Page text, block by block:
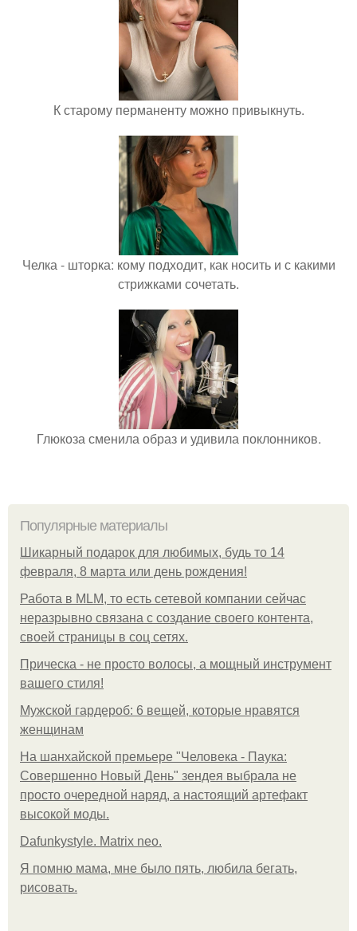
К старому перманенту можно привыкнуть.
Челка - шторка: кому подходит, как носить и с какими
стрижками сочетать.
Глюкоза сменила образ и удивила поклонников.
Популярные материалы
Шикарный подарок для любимых, будь то 14
февраля, 8 марта или день рождения!
Работа в MLM, то есть сетевой компании сейчас
неразрывно связана с создание своего контента,
своей страницы в соц сетях.
Прическа - не просто волосы, а мощный инструмент
вашего стиля!
Мужской гардероб: 6 вещей, которые нравятся
женщинам
На шанхайской премьере "Человека - Паука:
Совершенно Новый День" зендея выбрала не
просто очередной наряд, а настоящий артефакт
высокой моды.
Dafunkystyle. Matrix neo.
Я помню мама, мне было пять, любила бегать,
рисовать.